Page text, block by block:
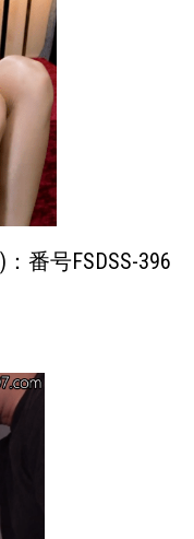
番号FSDSS-396